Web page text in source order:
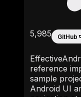
5,985 GitHub
reference
sample
Android UI